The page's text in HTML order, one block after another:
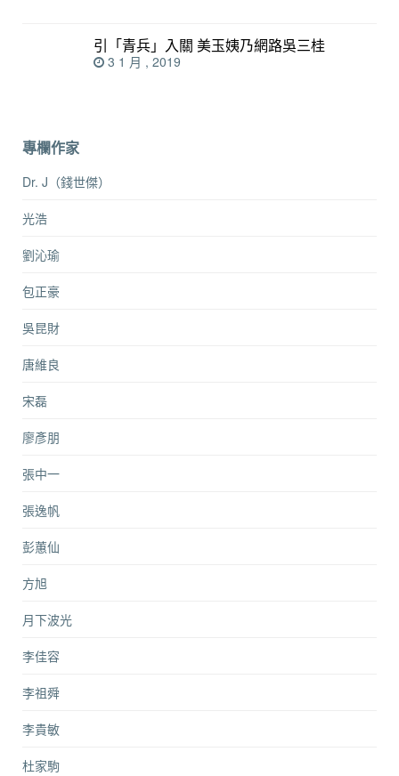
引「青兵」入關 美玉姨乃網路吳三桂
3 1 月 , 2019
專欄作家
Dr. J（錢世傑）
光浩
劉沁瑜
包正豪
吳昆財
唐維良
宋磊
廖彥朋
張中一
張逸帆
彭蕙仙
方旭
月下波光
李佳容
李祖舜
李貴敏
杜家駒